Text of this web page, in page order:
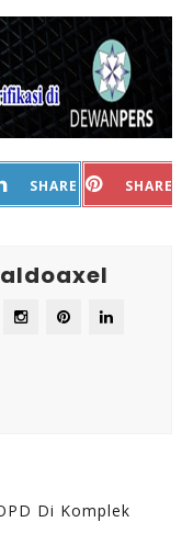
SHARE SHARE
Di Komplek